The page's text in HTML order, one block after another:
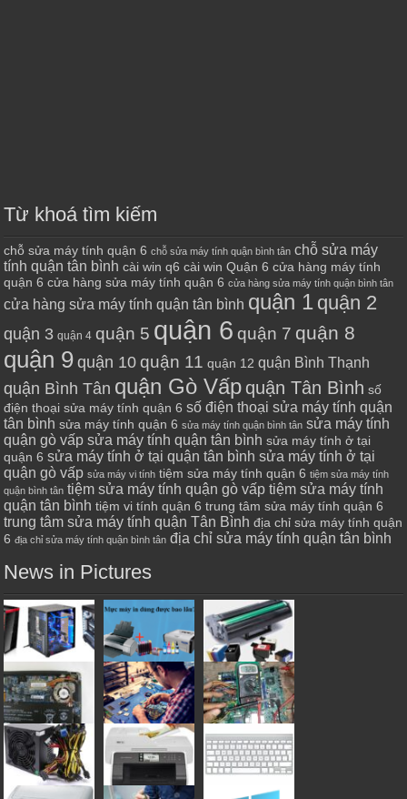
Từ khoá tìm kiếm
chỗ sửa máy tính quận 6 chỗ sửa máy tính quận bình tân chỗ sửa máy
tính quận tân bình cài win q6 cài win Quận 6 cửa hàng máy tính
quận 6 cửa hàng sửa máy tính quận 6 cửa hàng sửa máy tính quận bình tân
cửa hàng sửa máy tính quận tân bình quận 1 quận 2
quận 3 quận 4 quận 5 quận 6 quận 7 quận 8
quận 9 quận 10 quận 11 quận 12 quận Bình Thạnh
quận Bình Tân quận Gò Vấp quận Tân Bình số
điện thoại sửa máy tính quận 6 số điện thoại sửa máy tính quận
tân bình sửa máy tính quận 6 sửa máy tính quận bình tân sửa máy tính
quận gò vấp sửa máy tính quận tân bình sửa máy tính ở tại
quận 6 sửa máy tính ở tại quận tân bình sửa máy tính ở tại
quận gò vấp sửa máy vi tính tiệm sửa máy tính quận 6 tiệm sửa máy tính
quận bình tân tiệm sửa máy tính quận gò vấp tiệm sửa máy tính
quận tân bình tiệm vi tính quận 6 trung tâm sửa máy tính quận 6
trung tâm sửa máy tính quận Tân Bình địa chỉ sửa máy tính quận
6 địa chỉ sửa máy tính quận bình tân địa chỉ sửa máy tính quận tân bình
News in Pictures